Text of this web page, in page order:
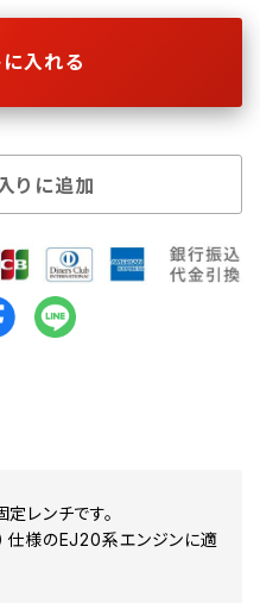
入れる
りに追加
レンチです。
仕様のEJ20系エンジンに適